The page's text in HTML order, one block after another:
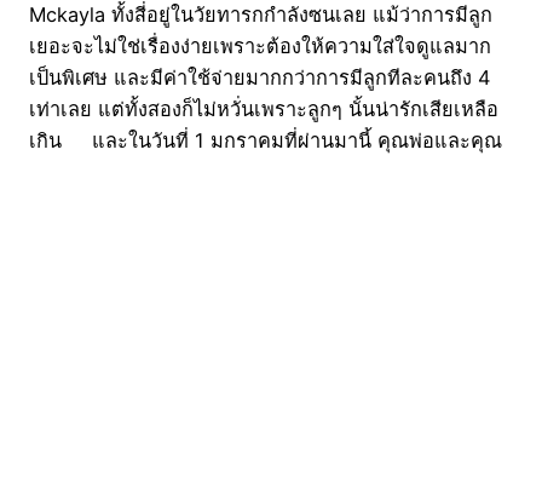
Mckayla ทั้งสี่อยู่ในวัยทารกกำลังซนเลย แม้ว่าการมีลูก
เยอะจะไม่ใช่เรื่องง่ายเพราะต้องให้ความใส่ใจดูแลมาก
เป็นพิเศษ และมีค่าใช้จ่ายมากกว่าการมีลูกทีละคนถึง 4
เท่าเลย แต่ทั้งสองก็ไม่หวั่นเพราะลูกๆ นั้นน่ารักเสียเหลือ
เกิน และในวันที่ 1 มกราคมที่ผ่านมานี้ คุณพ่อและคุณ